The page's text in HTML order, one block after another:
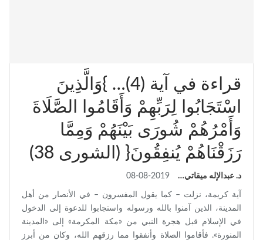
قراءة في آية (4)… }وَالَّذِينَ
اسْتَجَابُوا لِرَبِّهِمْ وَأَقَامُوا الصَّلَاةَ
وَأَمْرُهُمْ شُورَى بَيْنَهُمْ وَمِمَّا
رَزَقْنَاهُمْ يُنفِقُونَ{ (الشورى 38)
د. عبدالإله ميقاتي 08-08-2019
آية كريمة، نزلت – كما يقول المفسرون – في الأنصار من أهل
المدينة، الذين آمنوا بالله ورسوله واستجابوا للدعوة إلى الدخول
في الإسلام قبل هجرة النبي من «مكة المكرمة» إلى «المدينة
المنورة». فأقاموا الصلاة وأنفقوا مما رزقهم الله، وكان من أبرز